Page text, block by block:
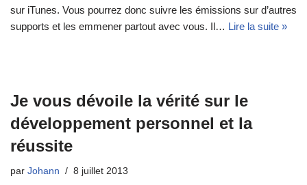
sur iTunes. Vous pourrez donc suivre les émissions sur d’autres
supports et les emmener partout avec vous. Il… Lire la suite »
Je vous dévoile la vérité sur le
développement personnel et la
réussite
par Johann 8 juillet 2013